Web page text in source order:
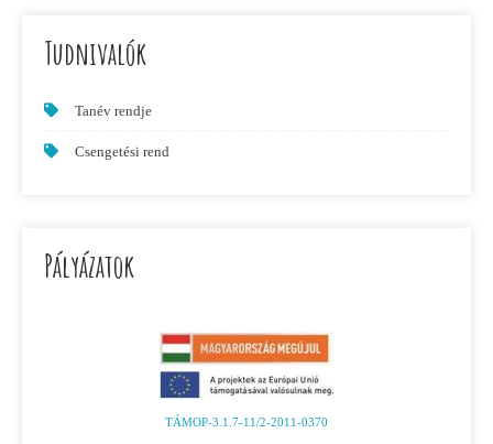
Tudnivalók
Tanév rendje
Csengetési rend
Pályázatok
TÁMOP-3.1.7-11/2-2011-0370